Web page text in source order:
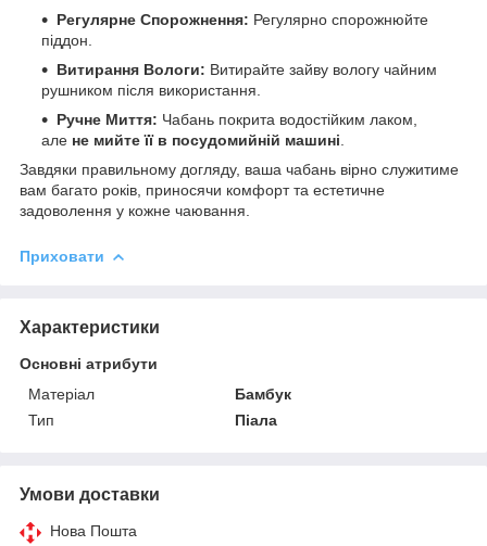
Регулярне Спорожнення: Регулярно спорожнюйте
піддон.
Витирання Вологи: Витирайте зайву вологу чайним
рушником після використання.
Ручне Миття: Чабань покрита водостійким лаком,
але не мийте її в посудомийній машині
Завдяки правильному догляду, ваша чабань вірно служитиме
вам багато років, приносячи комфорт та естетичне
задоволення у кожне чаювання.
Приховати
Характеристики
Основні атрибути
Матеріал
Бамбук
Тип
Піала
Умови доставки
Нова Пошта